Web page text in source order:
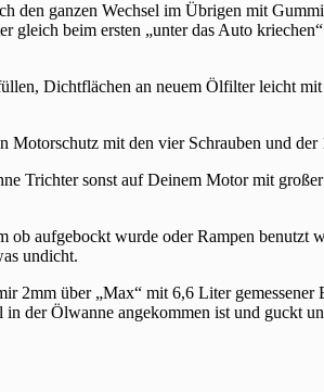
den ganzen Wechsel im Übrigen mit
gleich beim ersten „unter das Auto
Dichtflächen an neuem Ölfilter leicht
mit den vier Schrauben und der
Trichter sonst auf Deinem Motor mit
aufgebockt wurde oder Rampen benutzt
undicht.
2mm über „Max“ mit 6,6 Liter
der Ölwanne angekommen ist und guckt